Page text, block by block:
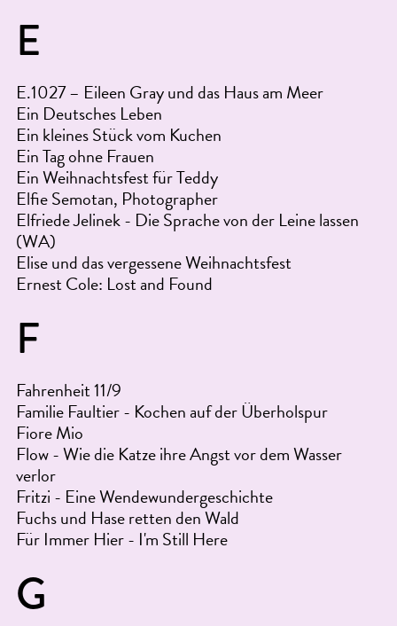
E
E.1027 – Eileen Gray und das Haus am Meer
Ein Deutsches Leben
Ein kleines Stück vom Kuchen
Ein Tag ohne Frauen
Ein Weihnachtsfest für Teddy
Elfie Semotan, Photographer
Elfriede Jelinek - Die Sprache von der Leine lassen
(WA)
Elise und das vergessene Weihnachtsfest
Ernest Cole: Lost and Found
F
Fahrenheit 11/9
Familie Faultier - Kochen auf der Überholspur
Fiore Mio
Flow - Wie die Katze ihre Angst vor dem Wasser
verlor
Fritzi - Eine Wendewundergeschichte
Fuchs und Hase retten den Wald
Für Immer Hier - I'm Still Here
G